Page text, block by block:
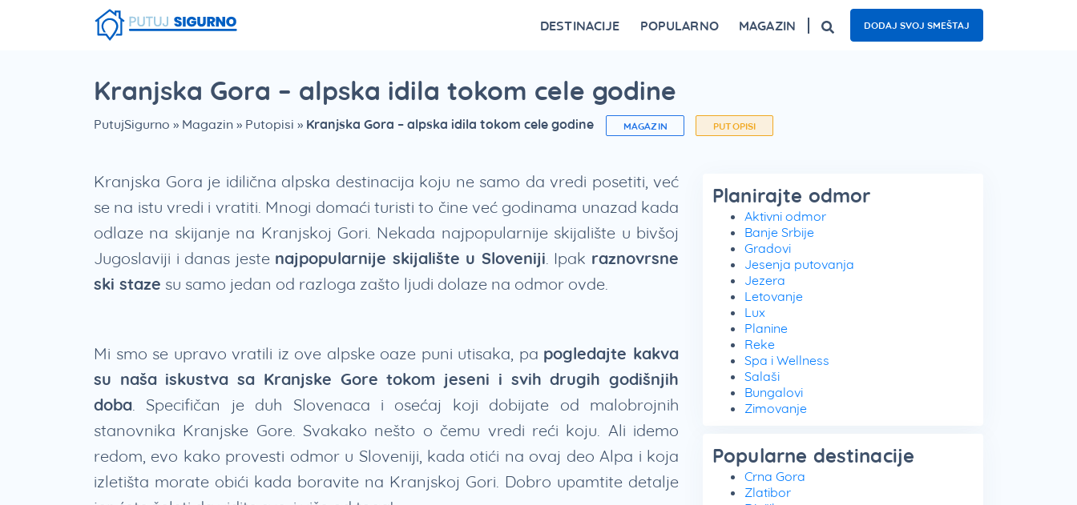
DESTINACIJE POPULARNO MAGAZIN DODAJ SVOJ SMEŠTAJ
Kranjska Gora – alpska idila tokom cele godine
PutujSigurno » Magazin » Putopisi » Kranjska Gora – alpska idila tokom cele godine MAGAZIN PUTOPISI
Kranjska Gora je idilična alpska destinacija koju ne samo da vredi posetiti, već
se na istu vredi i vratiti. Mnogi domaći turisti to čine već godinama unazad kada
odlaze na skijanje na Kranjskoj Gori. Nekada najpopularnije skijalište u bivšoj
Jugoslaviji i danas jeste najpopularnije skijalište u Sloveniji. Ipak raznovrsne
ski staze su samo jedan od razloga zašto ljudi dolaze na odmor ovde.
Mi smo se upravo vratili iz ove alpske oaze puni utisaka, pa pogledajte kakva
su naša iskustva sa Kranjske Gore tokom jeseni i svih drugih godišnjih
doba. Specifičan je duh Slovenaca i osećaj koji dobijate od malobrojnih
stanovnika Kranjske Gore. Svakako nešto o čemu vredi reći koju. Ali idemo
redom, evo kako provesti odmor u Sloveniji, kada otići na ovaj deo Alpa i koja
izletišta morate obići kada boravite na Kranjskoj Gori. Dobro upamtite detalje
Planirajte odmor
Aktivni odmor
Banje Srbije
Gradovi
Jesenja putovanja
Jezera
Letovanje
Lux
Planine
Reke
Spa i Wellness
Salaši
Bungalovi
Zimovanje
Popularne destinacije
Crna Gora
Zlatibor